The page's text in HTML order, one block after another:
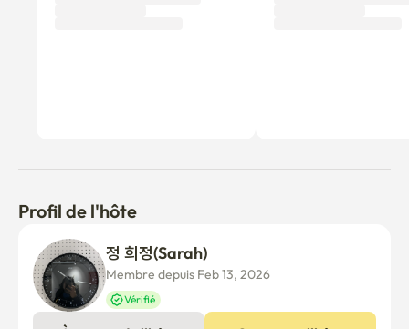
Il est interdit aux visiteurs autres que les locataires de
séjourner.  Il faut en discuter à l'avance lorsqu'on ajoute
du personnel supplémentaire, et le coût supplémentaire
est de 200 000 wons par personne (sur une base
mensuelle).
Profil de l'hôte
Membre depuis Feb 13, 2026
Vérifié